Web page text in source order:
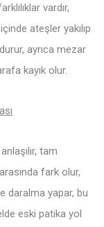
vardır,
ateşler yakılıp
ayrıca mezar
kayık olur.
tam
fark olur,
daralma yapar, bu
eski patika yol